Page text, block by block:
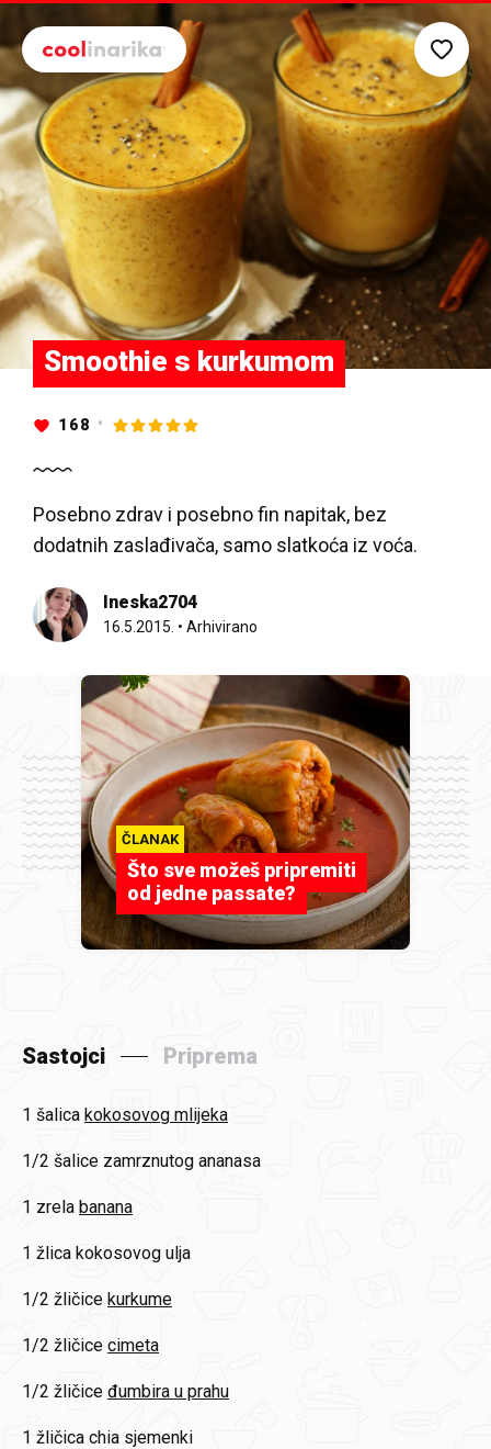
Smoothie s kurkumom
168
Posebno zdrav i posebno fin napitak, bez
dodatnih zaslađivača, samo slatkoća iz voća.
Ineska2704
16.5.2015. • Arhivirano
ČLANAK
Što sve možeš pripremiti
od jedne passate?
Sastojci Priprema
1 šalica kokosovog mlijeka
1/2 šalice zamrznutog ananasa
1 zrela banana
1 žlica kokosovog ulja
1/2 žličice kurkume
1/2 žličice cimeta
1/2 žličice đumbira u prahu
1 žličica chia sjemenki